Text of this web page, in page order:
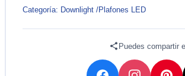
12W
Categoría: Downlight /Plafones LED
Puedes compartir